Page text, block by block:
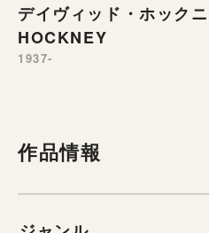
デイヴィッド・ホック
HOCKNEY
1937-
作品情報